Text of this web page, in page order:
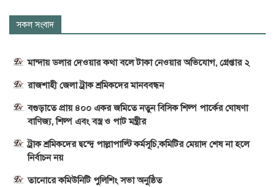
সকল সংবাদ
মান্দায় ডলার দেওয়ার কথা বলে টাকা নেওয়ার অভিযোগ, গ্রেপ্তার ২
রাজশাহী জেলা ট্রাক শ্রমিকদের মানববন্ধন
বগুড়াতে প্রায় ৪০০ একর জমিতে নতুন বিসিক শিল্প পার্কের ঘোষণা
বাণিজ্য, শিল্প এবং বস্ত্র ও পাট মন্ত্রীর
ট্রাক শ্রমিকদের দ্বন্দ্বে পাল্লাপাল্টি কর্মসূচি,কমিটির মেয়াদ শেষ না হলে
নির্বাচন নয়
তানোরে কমিউনিটি পুলিশিং সভা অনুষ্ঠিত